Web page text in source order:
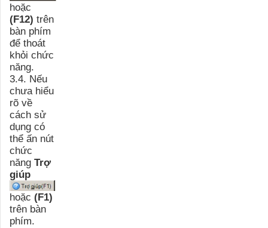
hoặc
(F12) trên
bàn phím
để thoát
khỏi chức
năng.
3.4. Nếu
chưa hiểu
rõ về
cách sử
dụng có
thể ấn nút
chức
năng Trợ
giúp
hoặc (F1)
trên bàn
phím.